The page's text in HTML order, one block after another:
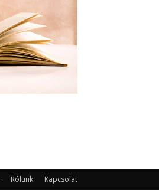
Rólunk Kapcsolat